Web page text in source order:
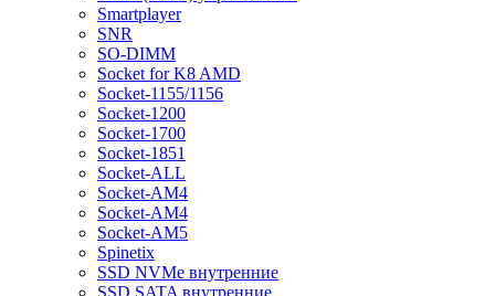
Smartplayer
SNR
SO-DIMM
Socket for K8 AMD
Socket-1155/1156
Socket-1200
Socket-1700
Socket-1851
Socket-ALL
Socket-AM4
Socket-AM4
Socket-AM5
Spinetix
SSD NVMe внутренние
SSD SATA внутренние